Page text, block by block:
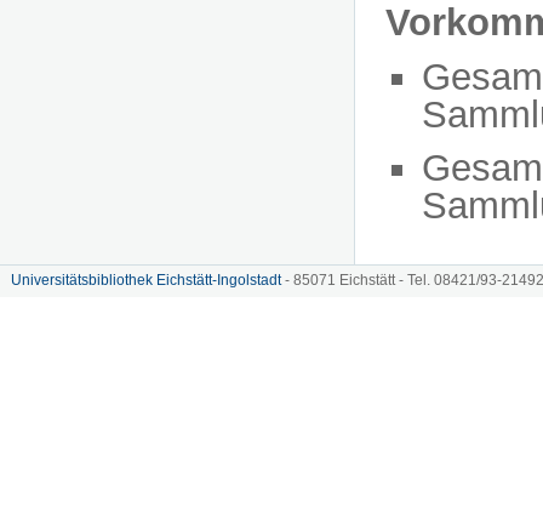
Universitätsbibliothek Eichstätt-Ingolstadt- 85071 Eichstätt - Tel. 08421/93-